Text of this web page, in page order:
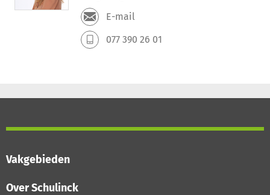
E-mail
077 390 26 01
Vakgebieden
Over Schulinck